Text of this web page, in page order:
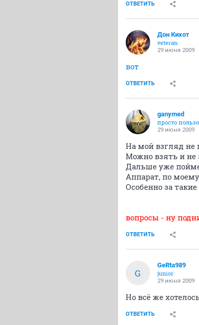
ОТВЕТИТЬ
Дон Кихот
veteran
29 июня 2009
вот
ОТВЕТИТЬ
ganymed
просто
29 июня 2009
На мой взгляд не
Можно взять и не
Дальше уже
Аппарат, по
Особенно за
вопросы - ну
ОТВЕТИТЬ
G
GeRta989
junior
29 июня 2009
Но всё же
ОТВЕТИТЬ